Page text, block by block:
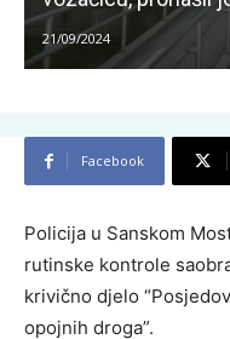
21/09/2024
Facebook
Policija u Sanskom
rutinske kontrole
krivično djelo
opojnih droga”.